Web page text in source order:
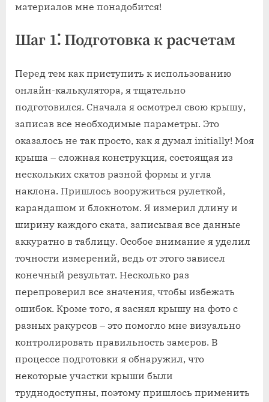
материалов мне понадобится!
Шаг 1⁚ Подготовка к расчетам
Перед тем как приступить к использованию
онлайн-калькулятора, я тщательно
подготовился. Сначала я осмотрел свою крышу,
записав все необходимые параметры. Это
оказалось не так просто, как я думал initially! Моя
крыша – сложная конструкция, состоящая из
нескольких скатов разной формы и угла
наклона. Пришлось вооружиться рулеткой,
карандашом и блокнотом. Я измерил длину и
ширину каждого ската, записывая все данные
аккуратно в таблицу. Особое внимание я уделил
точности измерений, ведь от этого зависел
конечный результат. Несколько раз
перепроверил все значения, чтобы избежать
ошибок. Кроме того, я заснял крышу на фото с
разных ракурсов – это помогло мне визуально
контролировать правильность замеров. В
процессе подготовки я обнаружил, что
некоторые участки крыши были
труднодоступны, поэтому пришлось применить